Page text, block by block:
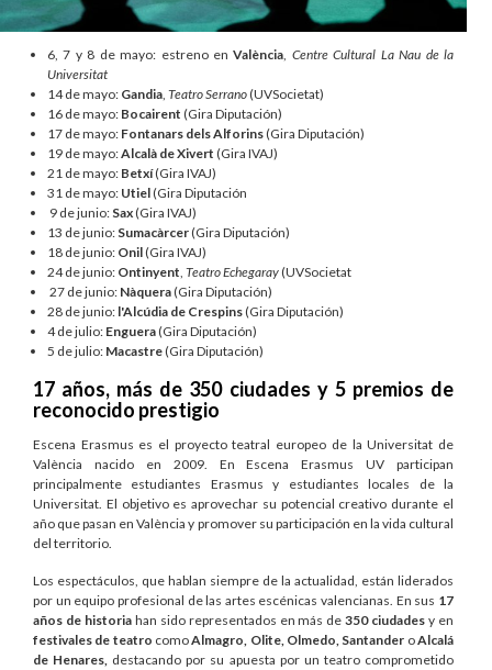
6, 7 y 8 de mayo: estreno enValència, Centre Cultural La Nau de la
Universitat
14 de mayo: Gandia, Teatro Serrano(UVSocietat)
16 de mayo: Bocairent (Gira Diputación)
17 de mayo: Fontanars dels Alforins(Gira Diputación)
19 de mayo:Alcalà de Xivert (Gira IVAJ)
21 de mayo: Betxí(Gira IVAJ)
31 de mayo: Utiel(Gira Diputación
9 de junio: Sax(Gira IVAJ)
13 de junio: Sumacàrcer(Gira Diputación)
18 de junio: Onil(Gira IVAJ)
24 de junio: Ontinyent, Teatro Echegaray(UVSocietat
27 de junio: Nàquera(Gira Diputación)
28 de junio: l'Alcúdia de Crespins(Gira Diputación)
4 de julio: Enguera(Gira Diputación)
5 de julio: Macastre(Gira Diputación)
17 años, más de 350 ciudades y 5 premios de
reconocido prestigio
Escena Erasmus es el proyecto teatral europeo de la Universitat de
València nacido en 2009. En Escena Erasmus UV participan
principalmente estudiantes Erasmus y estudiantes locales de la
Universitat. El objetivo es aprovechar su potencial creativo durante el
año que pasan en València y promover su participación en la vida cultural
del territorio.
Los espectáculos, que hablan siempre de la actualidad, están liderados
por un equipo profesional de las artes escénicas valencianas. En sus 17
años de historiahan sido representados en más de350 ciudades y en
festivales de teatro comoAlmagro, Olite, Olmedo, Santander oAlcalá
de Henares, destacando por su apuesta por un teatro comprometido